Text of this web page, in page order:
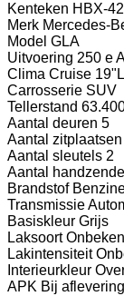
Kenteken HBX-
Merk Mercedes-
Model GLA
Uitvoering 250 e
Clima Cruise
Carrosserie SUV
Tellerstand
Aantal deuren 5
Aantal zitplaatsen
Aantal sleutels 2
Aantal
Brandstof
Transmissie
Basiskleur Grijs
Laksoort
Lakintensiteit
Interieurkleur
APK Bij aflevering